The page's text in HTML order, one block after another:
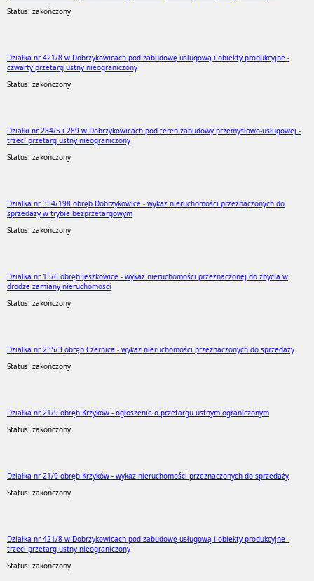
Status: zakończony
Działka nr 421/8 w Dobrzykowicach pod zabudowę usługową i obiekty produkcyjne -
czwarty przetarg ustny nieograniczony
Status: zakończony
Działki nr 284/5 i 289 w Dobrzykowicach pod teren zabudowy przemysłowo-usługowej -
trzeci przetarg ustny nieograniczony
Status: zakończony
Działka nr 354/198 obręb Dobrzykowice - wykaz nieruchomości przeznaczonych do
sprzedaży w trybie bezprzetargowym
Status: zakończony
Działka nr 13/6 obręb Jeszkowice - wykaz nieruchomości przeznaczonej do zbycia w
drodze zamiany nieruchomości
Status: zakończony
Działka nr 235/3 obręb Czernica - wykaz nieruchomości przeznaczonych do sprzedaży
Status: zakończony
Działka nr 21/9 obręb Krzyków - ogłoszenie o przetargu ustnym ograniczonym
Status: zakończony
Działka nr 21/9 obręb Krzyków - wykaz nieruchomości przeznaczonych do sprzedaży
Status: zakończony
Działka nr 421/8 w Dobrzykowicach pod zabudowę usługową i obiekty produkcyjne -
trzeci przetarg ustny nieograniczony
Status: zakończony